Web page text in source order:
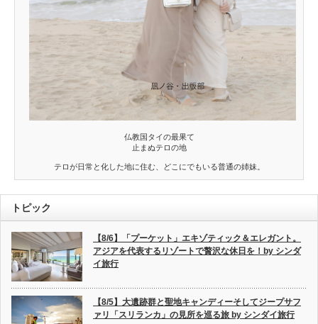
仏教国タイの最果て
止まぬテロの地
テロが日常と化した地に住む、どこにでもいる普通の姉妹。
トピック
【8/6】「プーケット」エキゾティック＆エレガント。
アジアを代表するリゾートで贅沢な休日を！by シンダ
イ旅行
【8/5】大遺跡群と聖地キャンディーそしてジープサフ
ァリ「スリランカ」の見所を巡る旅 by シンダイ旅行